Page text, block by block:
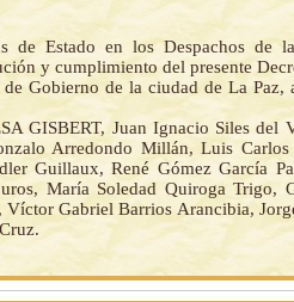
de Estado en los Despachos de
y cumplimiento del presente
Gobierno de la ciudad de La Paz,
GISBERT, Juan Ignacio Siles del
Arredondo Millán, Luis
Guillaux, René Gómez García
María Soledad Quiroga Trigo,
Víctor Gabriel Barrios Arancibia,